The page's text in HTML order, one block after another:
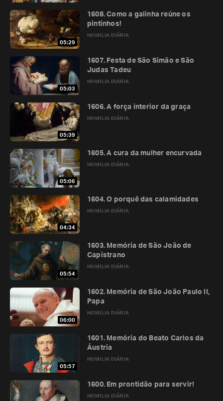
05:29
HOMILIA DIÁRIA
1608. Como a galinha reúne os
pintinhos!
05:03
HOMILIA DIÁRIA
1607. Festa de São Simão e São
Judas Tadeu
05:39
HOMILIA DIÁRIA
1606. A força interior da graça
05:06
HOMILIA DIÁRIA
1605. A cura da mulher encurvada
04:34
HOMILIA DIÁRIA
1604. O porquê das calamidades
05:54
HOMILIA DIÁRIA
1603. Memória de São João de
Capistrano
06:00
HOMILIA DIÁRIA
1602. Memória de São João Paulo II,
Papa
05:57
HOMILIA DIÁRIA
1601. Memória do Beato Carlos da
Áustria
HOMILIA DIÁRIA
1600. Em prontidão para servir!